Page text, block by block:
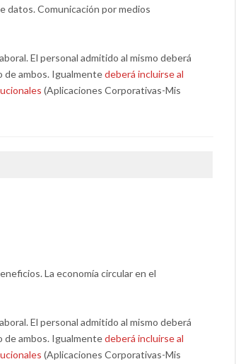
datos. Comunicación por medios
El personal admitido al mismo deberá
de ambos. Igualmentedeberá incluirse al
(Aplicaciones Corporativas-Mis
La economía circular en el
El personal admitido al mismo deberá
de ambos. Igualmentedeberá incluirse al
(Aplicaciones Corporativas-Mis